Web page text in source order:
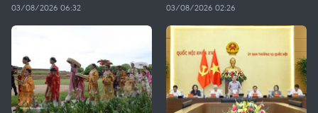
03/08/2026 06:32 03/08/2026 02:26